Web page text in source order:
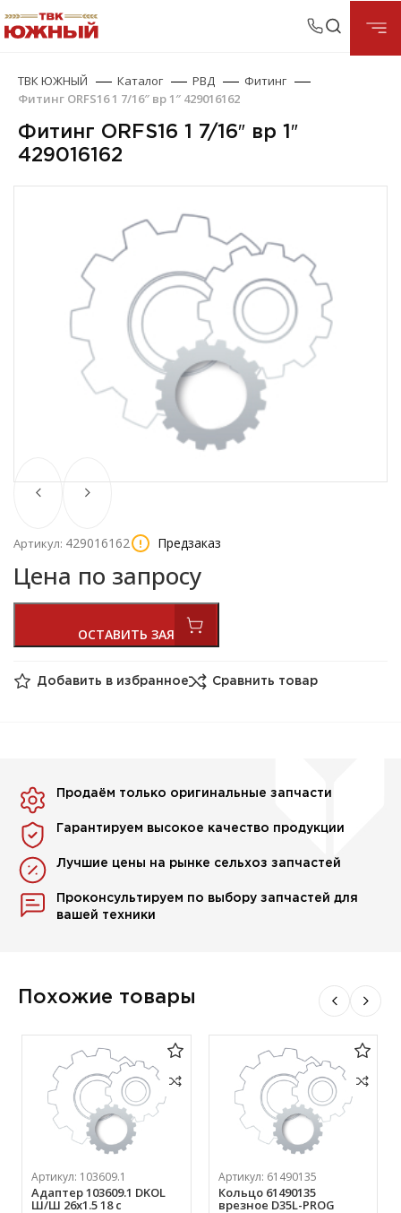
ТВК ЮЖНЫЙ Каталог РВД
Фитинг
Фитинг ORFS16 1 7/16″ вр 1″ 429016162
Фитинг ORFS16 1 7/16″ вр 1″
429016162
Артикул: 429016162 Предзаказ
Цена по запросу
Добавить в избранное Сравнить товар
Продаём только оригинальные запчасти
Гарантируем высокое качество продукции
Лучшие цены на рынке сельхоз запчастей
Проконсультируем по выбору запчастей для
вашей техники
Похожие товары
Артикул: 103609.1
Адаптер 103609.1 DKOL
Ш/Ш 26х1.5 18 с
Артикул: 61490135
Кольцо 61490135
врезное D35L-PROG